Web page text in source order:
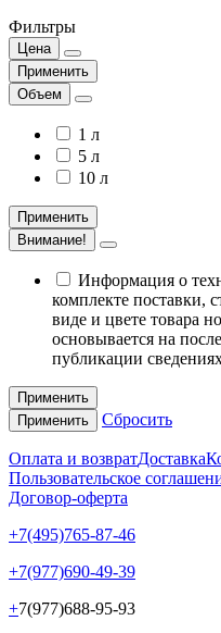
Фильтры
Цена
Применить
Объем
1 л
5 л
10 л
Применить
Внимание!
Информация о
комплекте поставки,
виде и цвете товара
основывается на
публикации
Применить
Применить
Сбросить
Оплата и возвратДоставка
Пользовательское
Договор-оферта
+7(495)765-87-46
+7(977)690-49-39
+7(977)688-95-93